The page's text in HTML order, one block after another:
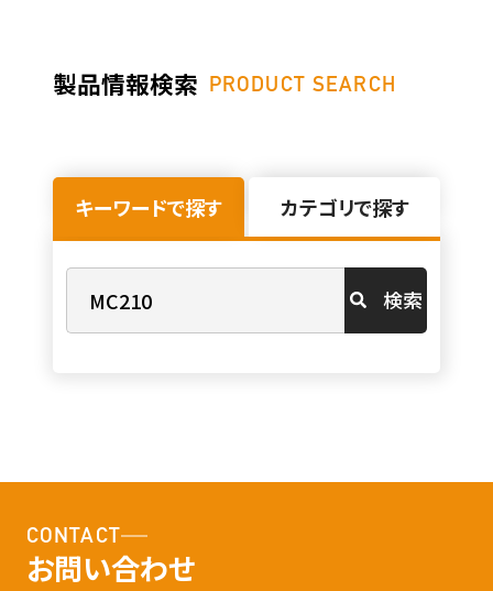
製品情報検索 PRODUCT SEARCH
キーワードで探す カテゴリで探す
検索
CONTACT
お問い合わせ